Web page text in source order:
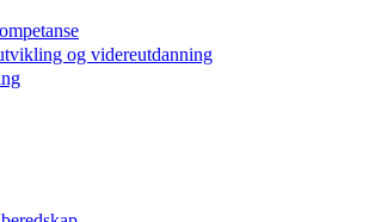
og videreutdanning